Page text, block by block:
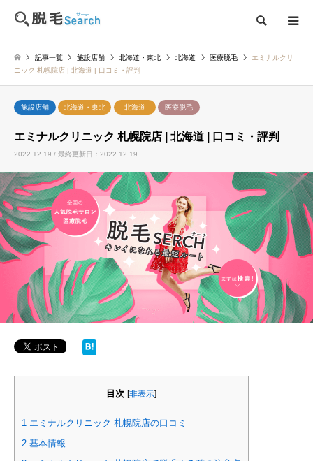
検索
記事一覧 施設店舗 北海道・東北 北海道 医療脱毛
エミナルクリ
ニック 札幌院店 | 北海道 | 口コミ・評判
施設店舗 北海道・東北 北海道 医療脱毛
エミナルクリニック 札幌院店 | 北海道 | 口コミ・評判
2022.12.19 / 最終更新日：2022.12.19
目次 [非表示]
1 エミナルクリニック 札幌院店の口コミ
2 基本情報